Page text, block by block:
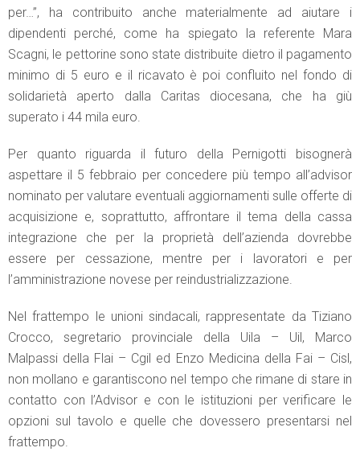
per…”, ha contribuito anche materialmente ad aiutare i
dipendenti perché, come ha spiegato la referente Mara
Scagni, le pettorine sono state distribuite dietro il pagamento
minimo di 5 euro e il ricavato è poi confluito nel fondo di
solidarietà aperto dalla Caritas diocesana, che ha giù
superato i 44 mila euro.
Per quanto riguarda il futuro della Pernigotti bisognerà
aspettare il 5 febbraio per concedere più tempo all’advisor
nominato per valutare eventuali aggiornamenti sulle offerte di
acquisizione e, soprattutto, affrontare il tema della cassa
integrazione che per la proprietà dell’azienda dovrebbe
essere per cessazione, mentre per i lavoratori e per
l’amministrazione novese per reindustrializzazione.
Nel frattempo le unioni sindacali, rappresentate da Tiziano
Crocco, segretario provinciale della Uila – Uil, Marco
Malpassi della Flai – Cgil ed Enzo Medicina della Fai – Cisl,
non mollano e garantiscono nel tempo che rimane di stare in
contatto con l’Advisor e con le istituzioni per verificare le
opzioni sul tavolo e quelle che dovessero presentarsi nel
frattempo.